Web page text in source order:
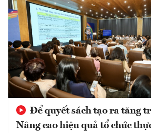
Để quyết sách tạo ra tăng
Nâng cao hiệu quả tổ chức